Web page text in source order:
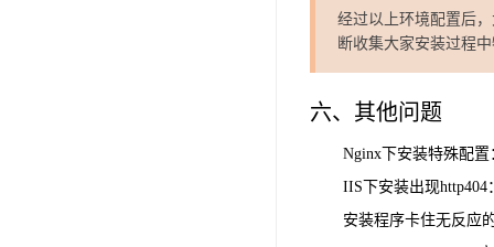
经过以上环境配置后
断收集大家安装过程
六、其他问题
Nginx下安装特殊配
IIS下安装出现
安装程序卡住无反应